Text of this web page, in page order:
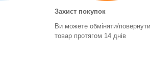
Захист покупок
Ви можете обміняти/повернути
товар протягом 14 днів